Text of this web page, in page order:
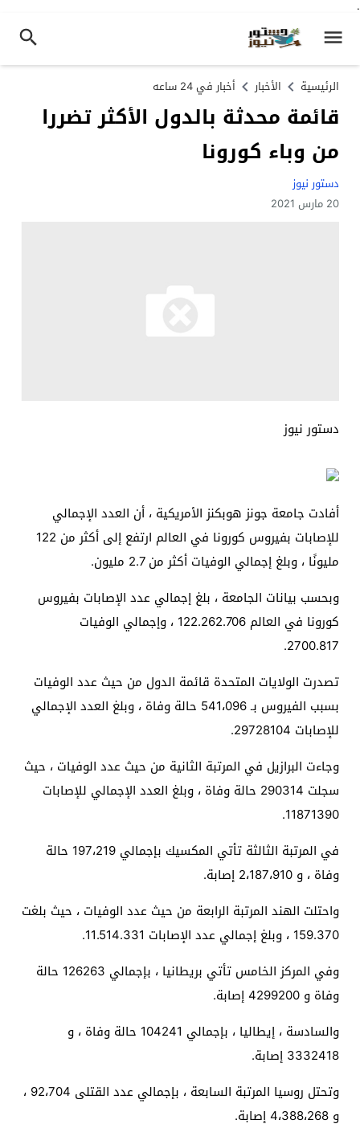
.
الرئيسية الأخبار أخبار في 24 ساعه
قائمة محدثة بالدول الأكثر تضررا
من وباء كورونا
دستور نيوز
20 مارس 2021
دستور نيوز
أفادت جامعة جونز هوبكنز الأمريكية ، أن العدد الإجمالي
للإصابات بفيروس كورونا في العالم ارتفع إلى أكثر من 122
مليونًا ، وبلغ إجمالي الوفيات أكثر من 2.7 مليون.
وبحسب بيانات الجامعة ، بلغ إجمالي عدد الإصابات بفيروس
كورونا في العالم 122.262.706 ، وإجمالي الوفيات
2700.817.
تصدرت الولايات المتحدة قائمة الدول من حيث عدد الوفيات
بسبب الفيروس بـ 541،096 حالة وفاة ، وبلغ العدد الإجمالي
للإصابات 29728104.
وجاءت البرازيل في المرتبة الثانية من حيث عدد الوفيات ، حيث
سجلت 290314 حالة وفاة ، وبلغ العدد الإجمالي للإصابات
11871390.
في المرتبة الثالثة تأتي المكسيك بإجمالي 197،219 حالة
وفاة ، و 2،187،910 إصابة.
واحتلت الهند المرتبة الرابعة من حيث عدد الوفيات ، حيث بلغت
159.370 ، وبلغ إجمالي عدد الإصابات 11.514.331.
وفي المركز الخامس تأتي بريطانيا ، بإجمالي 126263 حالة
وفاة و 4299200 إصابة.
والسادسة ، إيطاليا ، بإجمالي 104241 حالة وفاة ، و
3332418 إصابة.
وتحتل روسيا المرتبة السابعة ، بإجمالي عدد القتلى 92،704 ،
و 4،388،268 إصابة.